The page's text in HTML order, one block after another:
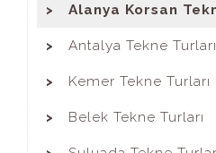
Alanya Korsan
Antalya Tekne Turları
Kemer Tekne Turları
Belek Tekne Turları